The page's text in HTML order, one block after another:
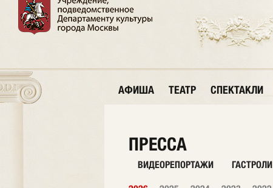
АФИША ТЕАТР СПЕКТАКЛИ
ПРЕССА
ВИДЕОРЕПОРТАЖИ ГАСТРОЛИ